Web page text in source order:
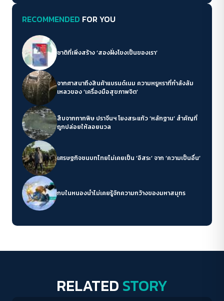
RECOMMENDED FOR YOU
ชาติที่เพิ่งสร้าง ‘สองฝั่งโขงเป็นของเรา’
จากศาสนาถึงสินค้าแบรนด์เนม ความหรูหราที่กำลังล้ม
เหลวของ ‘เครื่องมือสุขภาพจิต’
สืบจากกากพิษ ปราจีนฯ โยงสระแก้ว ‘หลักฐาน’ สำคัญที่
ถูกปล่อยให้ลอยนวล
เศรษฐกิจชนบทไทยไม่เคยเป็น ‘อิสระ’ จาก ‘ความเป็นอื่น’
กบในหนองน้ำไม่เคยรู้จักความกว้างของมหาสมุทร
RELATED STORY
Human & Society